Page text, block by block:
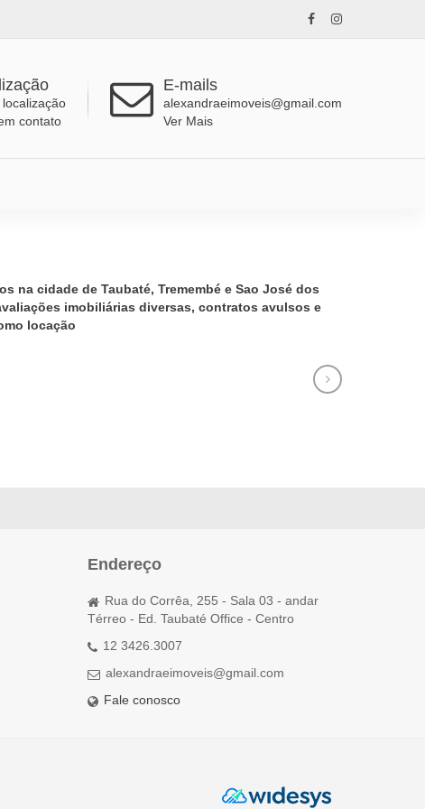
localização
contato
E-mails
alexandraeimoveis@gmail.com
Ver Mais
na cidade de Taubaté, Tremembé e Sao José dos
imobiliárias diversas, contratos avulsos e
locação
Endereço
Rua do Corrêa, 255 - Sala 03 - andar
Térreo - Ed. Taubaté Office - Centro
12 3426.3007
alexandraeimoveis@gmail.com
Fale conosco